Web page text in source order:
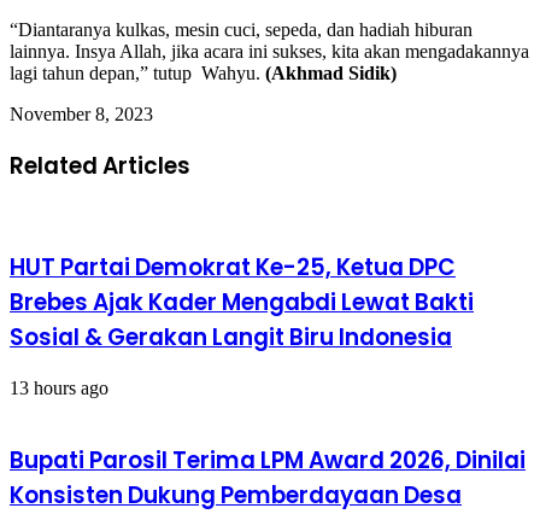
“Diantaranya kulkas, mesin cuci, sepeda, dan hadiah hiburan
lainnya. Insya Allah, jika acara ini sukses, kita akan mengadakannya
lagi tahun depan,” tutup Wahyu. (Akhmad Sidik)
November 8, 2023
Related Articles
HUT Partai Demokrat Ke-25, Ketua DPC
Brebes Ajak Kader Mengabdi Lewat Bakti
Sosial & Gerakan Langit Biru Indonesia
13 hours ago
Bupati Parosil Terima LPM Award 2026, Dinilai
Konsisten Dukung Pemberdayaan Desa